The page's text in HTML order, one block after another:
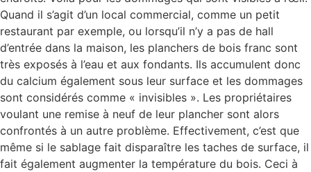
Quand il s’agit d’un local commercial, comme un petit
restaurant par exemple, ou lorsqu’il n’y a pas de hall
d’entrée dans la maison, les planchers de bois franc sont
très exposés à l’eau et aux fondants. Ils accumulent donc
du calcium également sous leur surface et les dommages
sont considérés comme « invisibles ». Les propriétaires
voulant une remise à neuf de leur plancher sont alors
confrontés à un autre problème. Effectivement, c’est que
même si le sablage fait disparaître les taches de surface, il
fait également augmenter la température du bois. Ceci à